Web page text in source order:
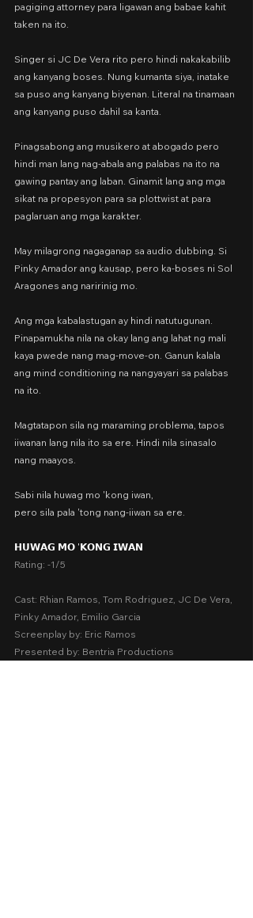
pagiging attorney para ligawan ang babae kahit
taken na ito.
Singer si JC De Vera rito pero hindi nakakabilib
ang kanyang boses. Nung kumanta siya, inatake
sa puso ang kanyang biyenan. Literal na tinamaan
ang kanyang puso dahil sa kanta.
Pinagsabong ang musikero at abogado pero
hindi man lang nag-abala ang palabas na ito na
gawing pantay ang laban. Ginamit lang ang mga
sikat na propesyon para sa plottwist at para
paglaruan ang mga karakter.
May milagrong nagaganap sa audio dubbing. Si
Pinky Amador ang kausap, pero ka-boses ni Sol
Aragones ang naririnig mo.
Ang mga kabalastugan ay hindi natutugunan.
Pinapamukha nila na okay lang ang lahat ng mali
kaya pwede nang mag-move-on. Ganun kalala
ang mind conditioning na nangyayari sa palabas
na ito.
Magtatapon sila ng maraming problema, tapos
iiwanan lang nila ito sa ere. Hindi nila sinasalo
nang maayos.
Sabi nila huwag mo 'kong iwan,
pero sila pala 'tong nang-iiwan sa ere.
𝗛𝗨𝗪𝗔𝗚 𝗠𝗢 '𝗞𝗢𝗡𝗚 𝗜𝗪𝗔𝗡
Rating: -1/5
Cast: Rhian Ramos, Tom Rodriguez, JC De Vera,
Pinky Amador, Emilio Garcia
Screenplay by: Eric Ramos
Presented by: Bentria Productions